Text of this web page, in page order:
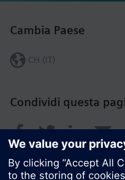
Condividi questa
Cambia Paese
CH (IT)